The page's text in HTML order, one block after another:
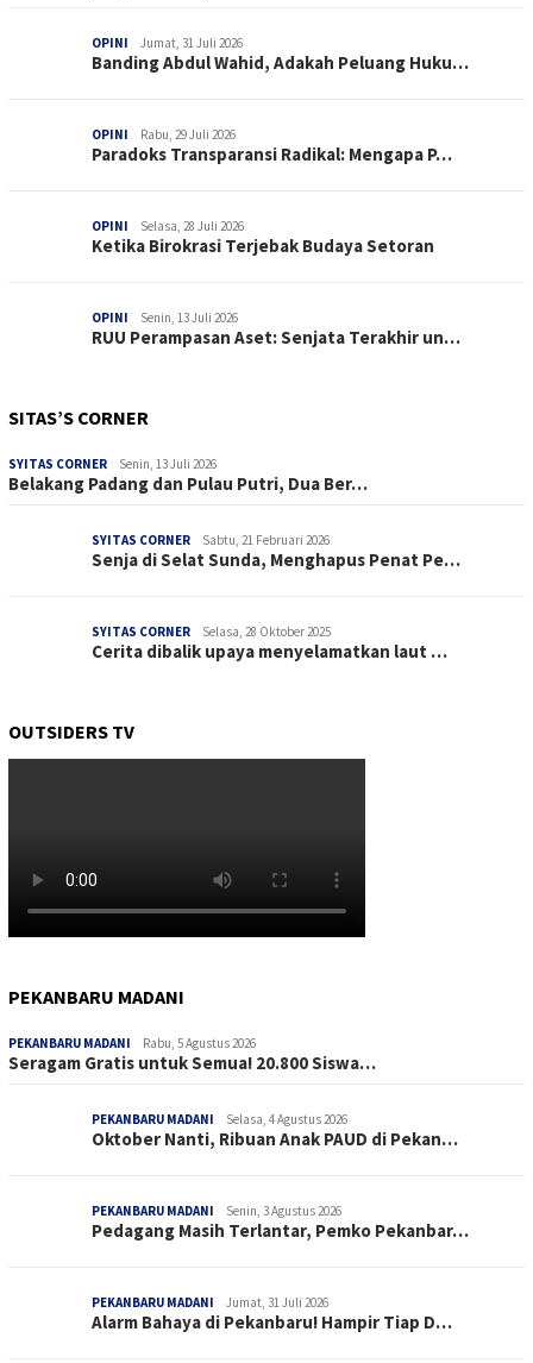
OPINI Jumat, 31 Juli 2026
Banding Abdul Wahid, Adakah Peluang Huku…
OPINI Rabu, 29 Juli 2026
Paradoks Transparansi Radikal: Mengapa P…
OPINI Selasa, 28 Juli 2026
Ketika Birokrasi Terjebak Budaya Setoran
OPINI Senin, 13 Juli 2026
RUU Perampasan Aset: Senjata Terakhir un…
SITAS’S CORNER
SYITAS CORNER Senin, 13 Juli 2026
Belakang Padang dan Pulau Putri, Dua Ber…
SYITAS CORNER Sabtu, 21 Februari 2026
Senja di Selat Sunda, Menghapus Penat Pe…
SYITAS CORNER Selasa, 28 Oktober 2025
Cerita dibalik upaya menyelamatkan laut …
OUTSIDERS TV
PEKANBARU MADANI
PEKANBARU MADANI Rabu, 5 Agustus 2026
Seragam Gratis untuk Semua! 20.800 Siswa…
PEKANBARU MADANI Selasa, 4 Agustus 2026
Oktober Nanti, Ribuan Anak PAUD di Pekan…
PEKANBARU MADANI Senin, 3 Agustus 2026
Pedagang Masih Terlantar, Pemko Pekanbar…
PEKANBARU MADANI Jumat, 31 Juli 2026
Alarm Bahaya di Pekanbaru! Hampir Tiap D…